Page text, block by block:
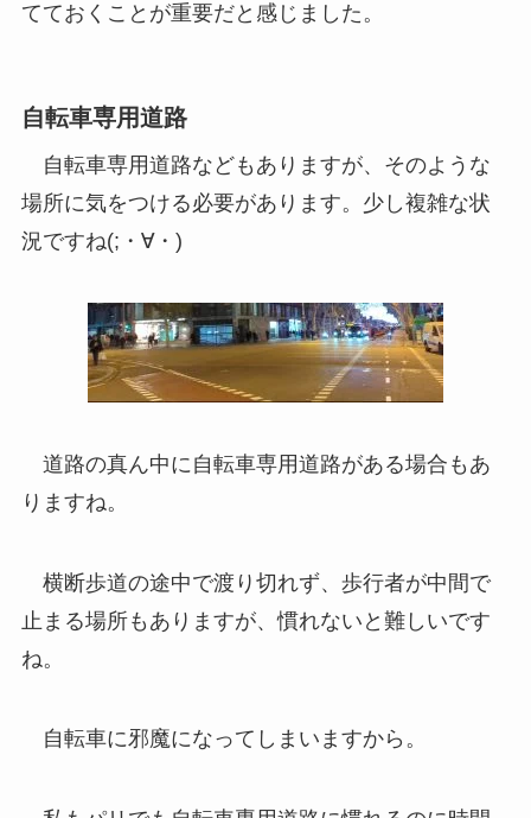
てておくことが重要だと感じました。
自転車専用道路
自転車専用道路などもありますが、そのような
場所に気をつける必要があります。少し複雑な状
況ですね(;・∀・)
道路の真ん中に自転車専用道路がある場合もあ
りますね。
横断歩道の途中で渡り切れず、歩行者が中間で
止まる場所もありますが、慣れないと難しいです
ね。
自転車に邪魔になってしまいますから。